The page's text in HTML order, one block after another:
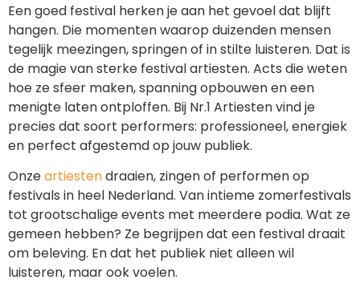
Een goed festival herken je aan het gevoel dat blijft
hangen. Die momenten waarop duizenden mensen
tegelijk meezingen, springen of in stilte luisteren. Dat is
de magie van sterke festival artiesten. Acts die weten
hoe ze sfeer maken, spanning opbouwen en een
menigte laten ontploffen. Bij Nr.1 Artiesten vind je
precies dat soort performers: professioneel, energiek
en perfect afgestemd op jouw publiek.
Onzeartiestendraaien, zingen of performen op
festivals in heel Nederland. Van intieme zomerfestivals
tot grootschalige events met meerdere podia. Wat ze
gemeen hebben? Ze begrijpen dat een festival draait
om beleving. En dat het publiek niet alleen wil
luisteren, maar ook voelen.